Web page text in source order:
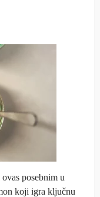
posebnim u
koji igra ključnu